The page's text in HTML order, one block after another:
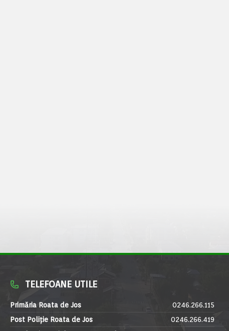
TELEFOANE UTILE
Primăria Roata de Jos
0246.266.115
Post Poliție Roata de Jos
0246.266.419